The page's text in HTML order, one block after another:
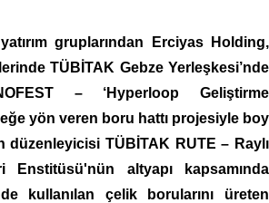
gruplarından Erciyas Holding,
TÜBİTAK Gebze Yerleşkesi’nde
– ‘Hyperloop Geliştirme
yön veren boru hattı projesiyle boy
düzenleyicisi TÜBİTAK RUTE – Raylı
Enstitüsü'nün altyapı kapsamında
kullanılan çelik borularını üreten